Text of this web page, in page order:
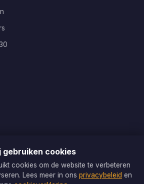
BIJ
gebruiken cookies
cookies om de website te verbeteren
Lees meer in ons privacybeleid en